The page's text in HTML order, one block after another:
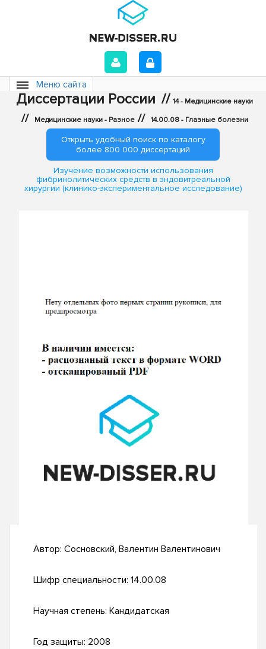
Меню сайта
Диссертации России // 14 - Медицинские науки
// Медицинские науки - Разное // 14.00.08 - Глазные болезни
Открыть удобный поиск по каталогу
более 800 000 диссертаций
Изучение возможности использования
фибринолитических средств в эндовитреальной
хирургии (клинико-экспериментальное исследование)
Автор: Сосновский, Валентин Валентинович
Шифр специальности: 14.00.08
Научная степень: Кандидатская
Год защиты: 2008